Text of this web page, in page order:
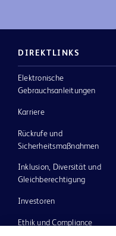
DIREKTLINKS
Elektronische
Gebrauchsanleitungen
Karriere
Rückrufe und
Sicherheitsmaßnahmen
Inklusion, Diversität und
Gleichberechtigung
Investoren
Ethik und Compliance